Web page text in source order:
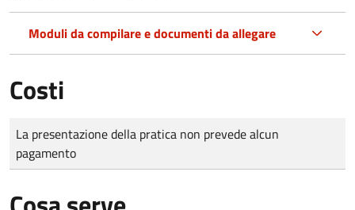
Moduli da compilare e documenti da allegare
Costi
Tipo di pagamento
Importo
La presentazione della pratica non prevede alcun
pagamento